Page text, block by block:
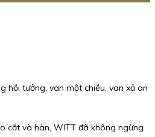
hồi tưởng, van một chiều, van xả an
cắt và hàn, WITT đã không ngừng